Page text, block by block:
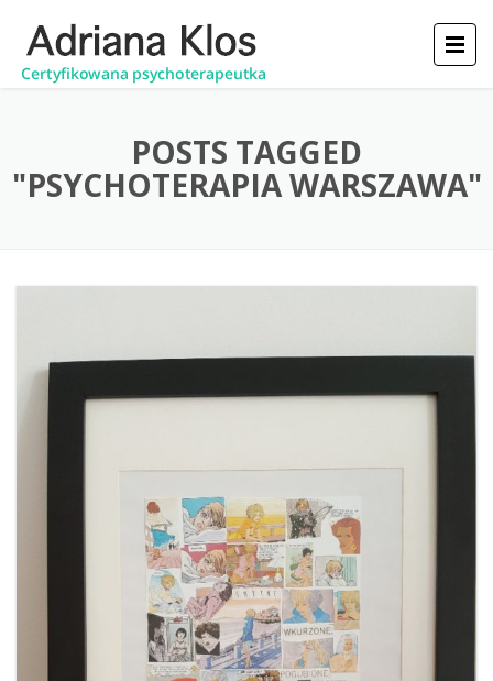
POSTS TAGGED
"PSYCHOTERAPIA WARSZAWA"